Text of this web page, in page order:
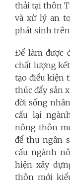
thải tại thôn
và xử lý an
phát sinh
Để làm được
chất lượng
tạo điều kiện
thúc đẩy sản
đời sống
cấu lại
nông thôn
để thu ngân
cấu ngành
hiện xây
thôn mới